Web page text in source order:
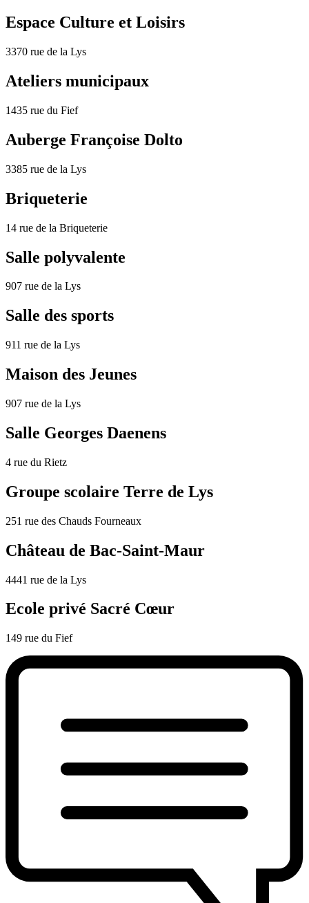
Espace Culture et Loisirs
3370 rue de la Lys
Ateliers municipaux
1435 rue du Fief
Auberge Françoise Dolto
3385 rue de la Lys
Briqueterie
14 rue de la Briqueterie
Salle polyvalente
907 rue de la Lys
Salle des sports
911 rue de la Lys
Maison des Jeunes
907 rue de la Lys
Salle Georges Daenens
4 rue du Rietz
Groupe scolaire Terre de Lys
251 rue des Chauds Fourneaux
Château de Bac-Saint-Maur
4441 rue de la Lys
Ecole privé Sacré Cœur
149 rue du Fief